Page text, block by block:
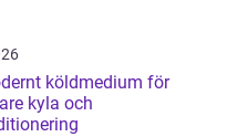
kyla och